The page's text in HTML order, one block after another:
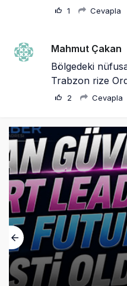
1 Cevapla
Mahmut Çakan
Bölgedeki
Trabzon rize
2 Cevapla